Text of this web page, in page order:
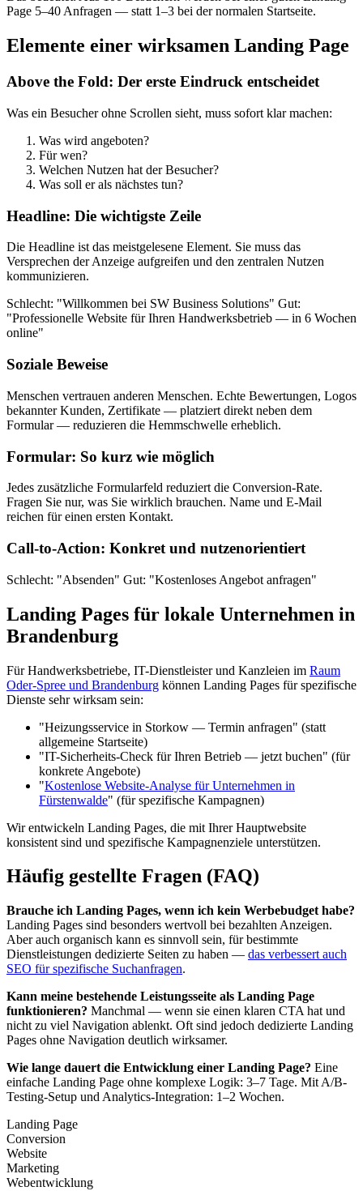
Page 5–40 Anfragen — statt 1–3 bei der normalen Startseite.
Elemente einer wirksamen Landing Page
Above the Fold: Der erste Eindruck entscheidet
Was ein Besucher ohne Scrollen sieht, muss sofort klar machen:
Was wird angeboten?
Für wen?
Welchen Nutzen hat der Besucher?
Was soll er als nächstes tun?
Headline: Die wichtigste Zeile
Die Headline ist das meistgelesene Element. Sie muss das
Versprechen der Anzeige aufgreifen und den zentralen Nutzen
kommunizieren.
Schlecht: "Willkommen bei SW Business Solutions" Gut:
"Professionelle Website für Ihren Handwerksbetrieb — in 6 Wochen
online"
Soziale Beweise
Menschen vertrauen anderen Menschen. Echte Bewertungen, Logos
bekannter Kunden, Zertifikate — platziert direkt neben dem
Formular — reduzieren die Hemmschwelle erheblich.
Formular: So kurz wie möglich
Jedes zusätzliche Formularfeld reduziert die Conversion-Rate.
Fragen Sie nur, was Sie wirklich brauchen. Name und E-Mail
reichen für einen ersten Kontakt.
Call-to-Action: Konkret und nutzenorientiert
Schlecht: "Absenden" Gut: "Kostenloses Angebot anfragen"
Landing Pages für lokale Unternehmen in
Brandenburg
Für Handwerksbetriebe, IT-Dienstleister und Kanzleien im Raum
Oder-Spree und Brandenburg können Landing Pages für spezifische
Dienste sehr wirksam sein:
"Heizungsservice in Storkow — Termin anfragen" (statt
allgemeine Startseite)
"IT-Sicherheits-Check für Ihren Betrieb — jetzt buchen" (für
konkrete Angebote)
"Kostenlose Website-Analyse für Unternehmen in
Fürstenwalde" (für spezifische Kampagnen)
Wir entwickeln Landing Pages, die mit Ihrer Hauptwebsite
konsistent sind und spezifische Kampagnenziele unterstützen.
Häufig gestellte Fragen (FAQ)
Brauche ich Landing Pages, wenn ich kein Werbebudget habe?
Landing Pages sind besonders wertvoll bei bezahlten Anzeigen.
Aber auch organisch kann es sinnvoll sein, für bestimmte
Dienstleistungen dedizierte Seiten zu haben — das verbessert auch
SEO für spezifische Suchanfragen.
Kann meine bestehende Leistungsseite als Landing Page
funktionieren? Manchmal — wenn sie einen klaren CTA hat und
nicht zu viel Navigation ablenkt. Oft sind jedoch dedizierte Landing
Pages ohne Navigation deutlich wirksamer.
Wie lange dauert die Entwicklung einer Landing Page? Eine
einfache Landing Page ohne komplexe Logik: 3–7 Tage. Mit A/B-
Testing-Setup und Analytics-Integration: 1–2 Wochen.
Landing Page
Conversion
Website
Marketing
Webentwicklung